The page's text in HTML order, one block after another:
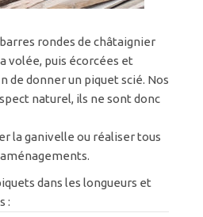
rondes de châtaignier
volée, puis écorcées et
de donner un piquet scié. Nos
naturel, ils ne sont donc
la ganivelle ou réaliser tous
dans les longueurs et
: